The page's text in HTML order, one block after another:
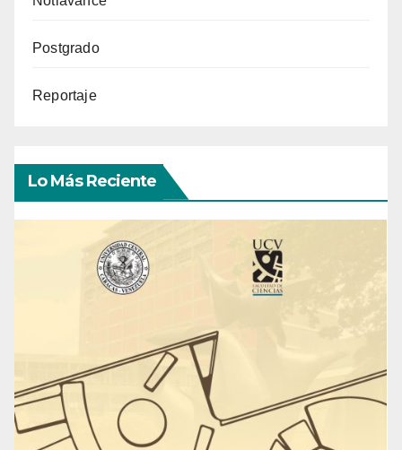
Postgrado
Reportaje
Lo Más Reciente